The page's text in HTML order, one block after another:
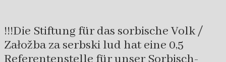
!!!Die Stiftung für das sorbische Volk /
Załožba za serbski lud hat eine 0,5